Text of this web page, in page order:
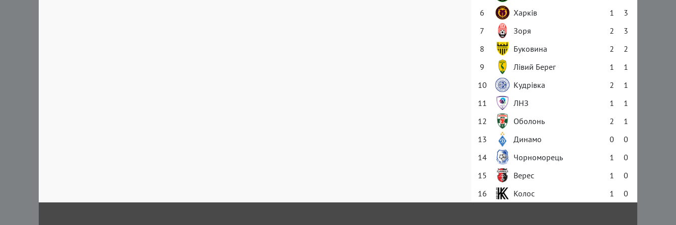
6
Харків 1
3
7
Зоря 2
3
8
Буковина 2
2
9
Лівий Берег 1
1
10
Кудрівка 2
1
11
ЛНЗ 1
1
12
Оболонь 2
1
13
Динамо 0
0
14
Чорноморець 1
0
15
Верес 1
0
16
Колос 1 0